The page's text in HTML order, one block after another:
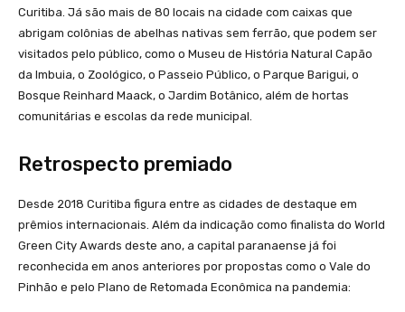
Curitiba. Já são mais de 80 locais na cidade com caixas que
abrigam colônias de abelhas nativas sem ferrão, que podem ser
visitados pelo público, como o Museu de História Natural Capão
da Imbuia, o Zoológico, o Passeio Público, o Parque Barigui, o
Bosque Reinhard Maack, o Jardim Botânico, além de hortas
comunitárias e escolas da rede municipal.
Retrospecto premiado
Desde 2018 Curitiba figura entre as cidades de destaque em
prêmios internacionais. Além da indicação como finalista do World
Green City Awards deste ano, a capital paranaense já foi
reconhecida em anos anteriores por propostas como o Vale do
Pinhão e pelo Plano de Retomada Econômica na pandemia: